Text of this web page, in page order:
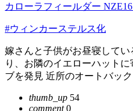
カローラフィールダー
#ウィンカーステルス化
嫁さんと子供がお昼寝して
り、お隣のイエローハット
ブを発見 近所のオートバッ
thumb_up 54
comment0